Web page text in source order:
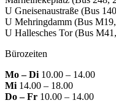
U Gneisenaustraße (Bus
U Mehringdamm (Bus
U Hallesches Tor(Bus
Bürozeiten
Mo – Di 10.00 – 14.00
Mi 14.00 – 18.00
Do – Fr 10.00 – 14.00